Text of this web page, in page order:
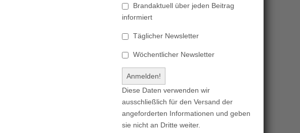
Brandaktuell über jeden Beitrag
informiert
Täglicher Newsletter
Wöchentlicher Newsletter
Diese Daten verwenden wir
ausschließlich für den Versand der
angeforderten Informationen und geben
sie nicht an Dritte weiter.